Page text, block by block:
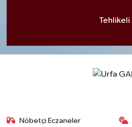
Tehlikeli
Nöbetçi Eczaneler